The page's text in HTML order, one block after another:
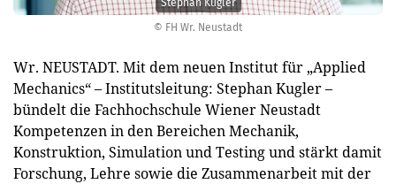
© FH Wr. Neustadt
Stephan Kugler
Wr. NEUSTADT. Mit dem neuen Institut für „Applied
Mechanics“ – Institutsleitung: Stephan Kugler –
bündelt die Fachhochschule Wiener Neustadt
Kompetenzen in den Bereichen Mechanik,
Konstruktion, Simulation und Testing und stärkt damit
Forschung, Lehre sowie die Zusammenarbeit mit der